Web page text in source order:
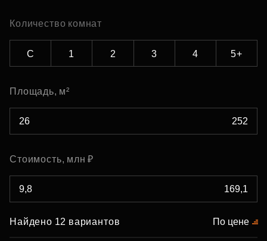
Количество комнат
С 1 2 3 4 5+
Площадь, м²
Стоимость, млн ₽
Найдено 12 вариантов По цене